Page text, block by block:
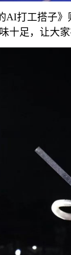
打工搭子》
十足，让大